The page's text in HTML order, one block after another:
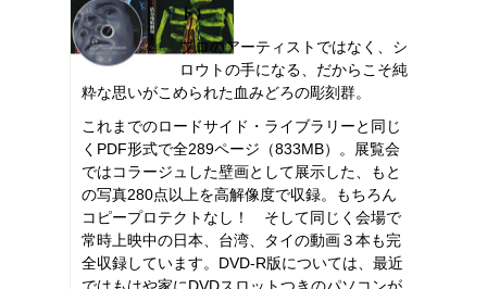
ト）
プロのアーティストではなく、シ
ロウトの手になる、だからこそ純
粋な思いがこめられた血みどろの彫刻群。
これまでのロードサイド・ライブラリーと同じ
くPDF形式で全289ページ（833MB）。展覧会
ではコラージュした壁画として展示した、もと
の写真280点以上を高解像度で収録。もちろん
コピープロテクトなし！ そして同じく会場で
常時上映中の日本、台湾、タイの動画３本も完
全収録しています。DVD-R版については、最近
ではもはや家にDVDスロットつきのパソコンが